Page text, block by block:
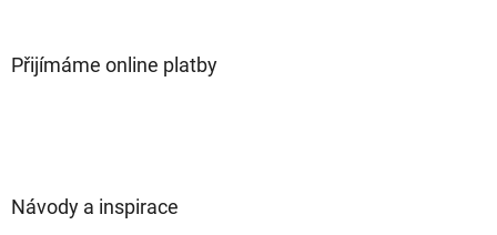
Přijímáme online platby
Návody a inspirace